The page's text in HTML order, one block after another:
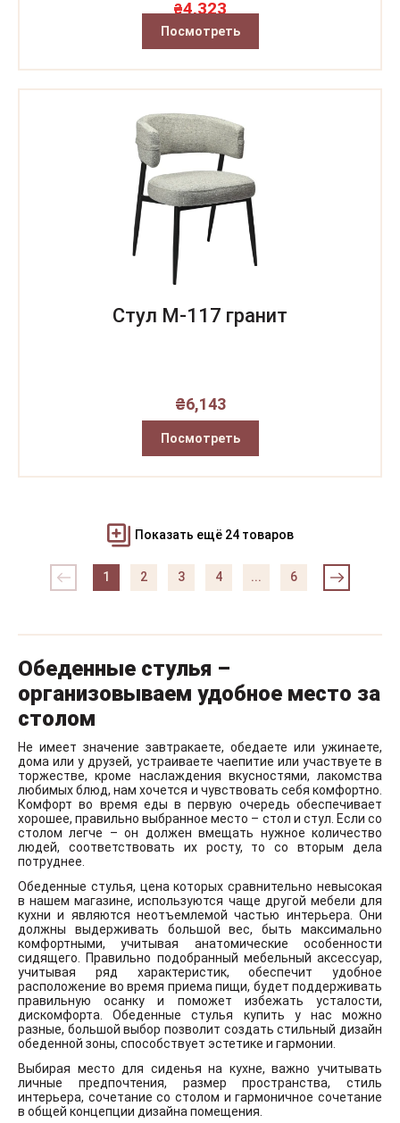
₴4,323
Посмотреть
Стул M-117 гранит
₴6,143
Посмотреть
Показать ещё 24 товаров
1 2 3 4 ... 6
Обеденные стулья –
организовываем удобное место за
столом
Не имеет значение завтракаете, обедаете или ужинаете,
дома или у друзей, устраиваете чаепитие или участвуете в
торжестве, кроме наслаждения вкусностями, лакомства
любимых блюд, нам хочется и чувствовать себя комфортно.
Комфорт во время еды в первую очередь обеспечивает
хорошее, правильно выбранное место – стол и стул. Если со
столом легче – он должен вмещать нужное количество
людей, соответствовать их росту, то со вторым дела
потруднее.
Обеденные стулья, цена которых сравнительно невысокая
в нашем магазине, используются чаще другой мебели для
кухни и являются неотъемлемой частью интерьера. Они
должны выдерживать большой вес, быть максимально
комфортными, учитывая анатомические особенности
сидящего. Правильно подобранный мебельный аксессуар,
учитывая ряд характеристик, обеспечит удобное
расположение во время приема пищи, будет поддерживать
правильную осанку и поможет избежать усталости,
дискомфорта. Обеденные стулья купить у нас можно
разные, большой выбор позволит создать стильный дизайн
обеденной зоны, способствует эстетике и гармонии.
Выбирая место для сиденья на кухне, важно учитывать
личные предпочтения, размер пространства, стиль
интерьера, сочетание со столом и гармоничное сочетание
в общей концепции дизайна помещения.